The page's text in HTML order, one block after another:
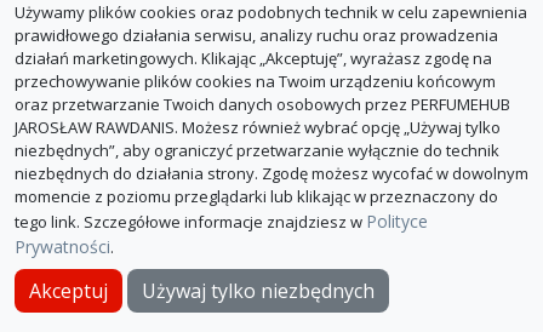
O PerfumeHub Polityka Prywatności Dla sklepów
© PerfumeHub 2026
Używamy plików cookies oraz podobnych technik w celu zapewnienia
prawidłowego działania serwisu, analizy ruchu oraz prowadzenia
działań marketingowych. Klikając „Akceptuję”, wyrażasz zgodę na
przechowywanie plików cookies na Twoim urządzeniu końcowym
oraz przetwarzanie Twoich danych osobowych przez PERFUMEHUB
JAROSŁAW RAWDANIS. Możesz również wybrać opcję „Używaj tylko
niezbędnych”, aby ograniczyć przetwarzanie wyłącznie do technik
niezbędnych do działania strony. Zgodę możesz wycofać w dowolnym
momencie z poziomu przeglądarki lub klikając w przeznaczony do
tego link. Szczegółowe informacje znajdziesz w Polityce
Prywatności.
Akceptuj Używaj tylko niezbędnych